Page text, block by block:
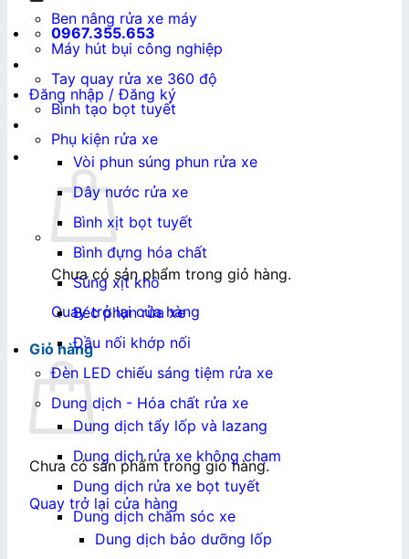
0967.355.653
Đăng nhập / Đăng ký
Chưa có sản phẩm trong giỏ hàng.
Quay trở lại cửa hàng
Giỏ hàng
Chưa có sản phẩm trong giỏ hàng.
Quay trở lại cửa hàng
Ben nâng rửa xe máy
Máy hút bụi công nghiệp
Tay quay rửa xe 360 độ
Bình tạo bọt tuyết
Phụ kiện rửa xe
Vòi phun súng phun rửa xe
Dây nước rửa xe
Bình xịt bọt tuyết
Bình đựng hóa chất
Súng xịt khô
Béc phun rửa xe
Đầu nối khớp nối
Đèn LED chiếu sáng tiệm rửa xe
Dung dịch - Hóa chất rửa xe
Dung dịch tẩy lốp và lazang
Dung dịch rửa xe không chạm
Dung dịch rửa xe bọt tuyết
Dung dịch chăm sóc xe
Dung dịch bảo dưỡng lốp